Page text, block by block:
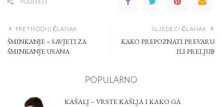
PRETHODNI ČLANAK
ŠMINKANJE – SAVJETI ZA
ŠMINKANJE USANA
SLJEDEĆI ČLANAK
KAKO PREPOZNATI PREVARU
ILI PRELJUB
POPULARNO
KAŠALJ – VRSTE KAŠLJA I KAKO GA